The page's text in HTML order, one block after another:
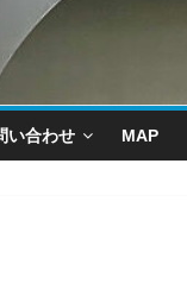
い合わせ MAP